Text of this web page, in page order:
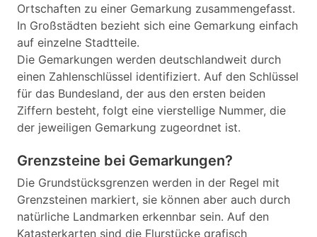
Ortschaften zu einer Gemarkung zusammengefasst.
In Großstädten bezieht sich eine Gemarkung einfach
auf einzelne Stadtteile.
Die Gemarkungen werden deutschlandweit durch
einen Zahlenschlüssel identifiziert. Auf den Schlüssel
für das Bundesland, der aus den ersten beiden
Ziffern besteht, folgt eine vierstellige Nummer, die
der jeweiligen Gemarkung zugeordnet ist.
Grenzsteine bei Gemarkungen?
Die Grundstücksgrenzen werden in der Regel mit
Grenzsteinen markiert, sie können aber auch durch
natürliche Landmarken erkennbar sein. Auf den
Katasterkarten sind die Flurstücke grafisch